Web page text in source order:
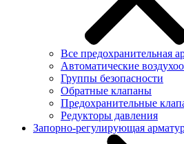
Все предохранительная
Автоматические
Группы безопасности
Обратные клапаны
Предохранительные
Редукторы давления
Запорно-регулирующая